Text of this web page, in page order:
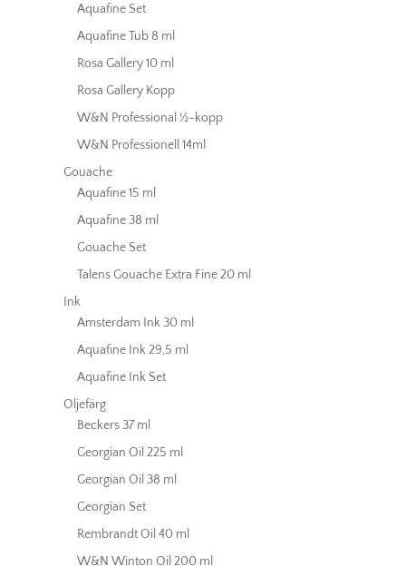
Aquafine Set
Aquafine Tub 8 ml
Rosa Gallery 10 ml
Rosa Gallery Kopp
W&N Professional ½-kopp
W&N Professionell 14ml
Gouache
Aquafine 15 ml
Aquafine 38 ml
Gouache Set
Talens Gouache Extra Fine 20 ml
Ink
Amsterdam Ink 30 ml
Aquafine Ink 29,5 ml
Aquafine Ink Set
Oljefärg
Beckers 37 ml
Georgian Oil 225 ml
Georgian Oil 38 ml
Georgian Set
Rembrandt Oil 40 ml
W&N Winton Oil 200 ml